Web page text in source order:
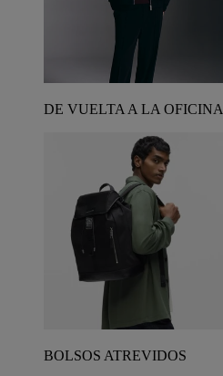
DE VUELTA A LA OFICINA
BOLSOS ATREVIDOS